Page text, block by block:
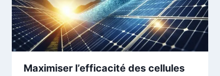
Maximiser l’efficacité des cellules